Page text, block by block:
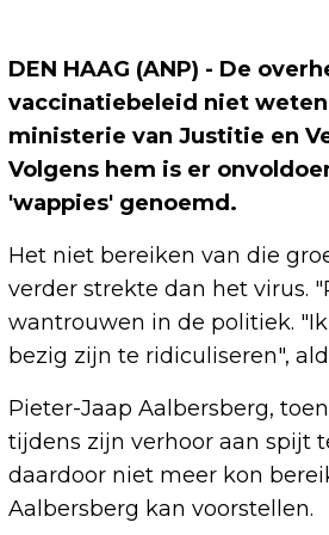
DEN HAAG (ANP) - De
vaccinatiebeleid niet
ministerie van Justitie en
Volgens hem is er
'wappies' genoemd.
Het niet bereiken van die
verder strekte dan het virus.
wantrouwen in de politiek.
bezig zijn te ridiculiseren",
Pieter-Jaap Aalbersberg,
tijdens zijn verhoor aan spijt
daardoor niet meer kon
Aalbersberg kan voorstellen.